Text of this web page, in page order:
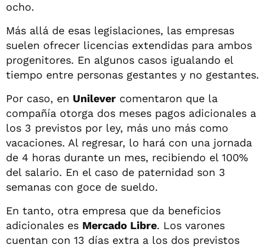
ocho.
Más allá de esas legislaciones, las empresas
suelen ofrecer licencias extendidas para ambos
progenitores. En algunos casos igualando el
tiempo entre personas gestantes y no gestantes.
Por caso, en Unilever comentaron que la
compañía otorga dos meses pagos adicionales a
los 3 previstos por ley, más uno más como
vacaciones. Al regresar, lo hará con una jornada
de 4 horas durante un mes, recibiendo el 100%
del salario. En el caso de paternidad son 3
semanas con goce de sueldo.
En tanto, otra empresa que da beneficios
adicionales es Mercado Libre. Los varones
cuentan con 13 días extra a los dos previstos